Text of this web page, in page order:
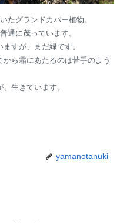
たグランドカバー植物。
通に茂っています。
すが、まだ緑です。
ら霜にあたるのは苦手のよう
生きています。
yamanotanuki